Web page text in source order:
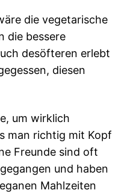
die vegetarische
die bessere
desöfteren erlebt
diesen
um wirklich
man richtig mit Kopf
Freunde sind oft
und haben
Mahlzeiten